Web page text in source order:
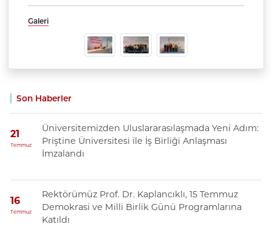
Son Haberler
21
Temmuz
Üniversitemizden Uluslararasılaşmada Yeni Adım:
Priştine Üniversitesi ile İş Birliği Anlaşması
İmzalandı
16
Temmuz
Rektörümüz Prof. Dr. Kaplancıklı, 15 Temmuz
Demokrasi ve Milli Birlik Günü Programlarına
Katıldı
Galeri